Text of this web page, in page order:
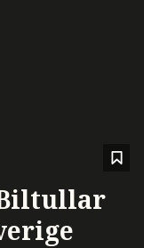
Biltullar